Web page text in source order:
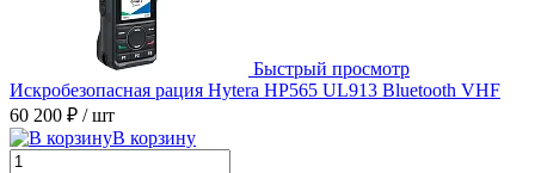
Быстрый просмотр
Искробезопасная рация Hytera HP565 UL913 Bluetooth VHF
60 200 ₽ / шт
В корзину